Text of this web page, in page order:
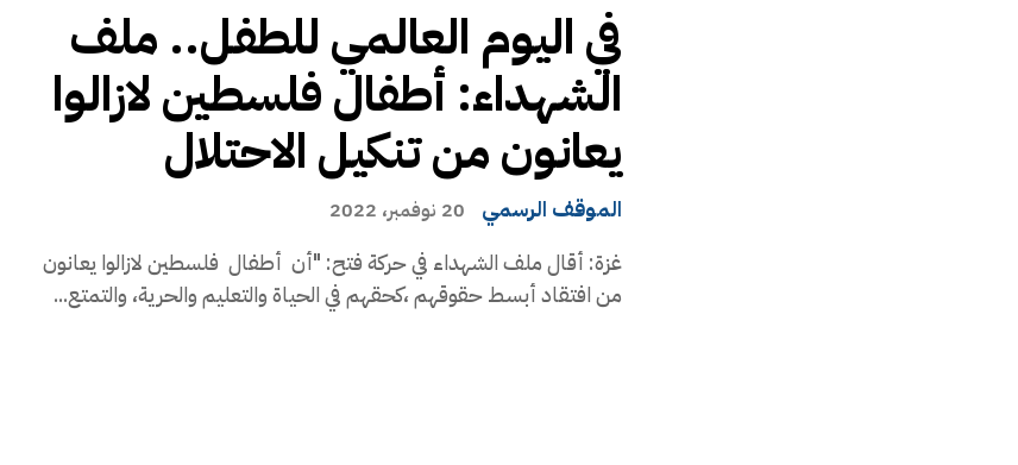
في اليوم العالمي للطفل.. ملف
الشهداء: أطفال فلسطين لازالوا
يعانون من تنكيل الاحتلال
الموقف الرسمي 20 نوفمبر، 2022
غزة: أقال ملف الشهداء في حركة فتح: "أن أطفال فلسطين لازالوا يعانون
من افتقاد أبسط حقوقهم ،كحقهم في الحياة والتعليم والحرية، والتمتع...